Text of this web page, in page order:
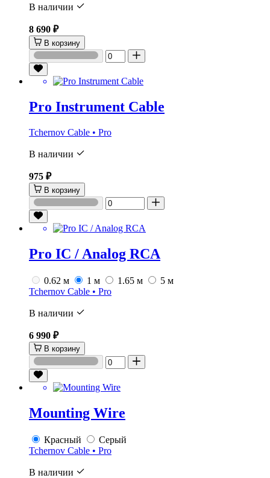
В наличии
8 690 ₽
В корзину
Pro Instrument Cable
Tchernov Cable • Pro
В наличии
975 ₽
В корзину
Pro IC / Analog RCA
0.62 м 1 м 1.65 м
5 м
Tchernov Cable • Pro
В наличии
6 990 ₽
В корзину
Mounting Wire
Красный
Серый
Tchernov Cable • Pro
В наличии